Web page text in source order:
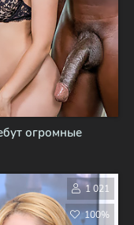
огромные
1 021
100%